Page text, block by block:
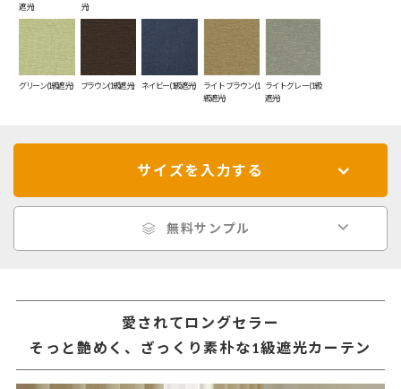
遮光)
光)
グリーン(1級遮光) ブラウン(1級遮光) ネイビー(1級遮光)
ライトブラウン(1
級遮光)
ライトグレー(1級
遮光)
サイズを入力する
無料サンプル
愛されてロングセラー
そっと艶めく、ざっくり素朴な1級遮光カーテン